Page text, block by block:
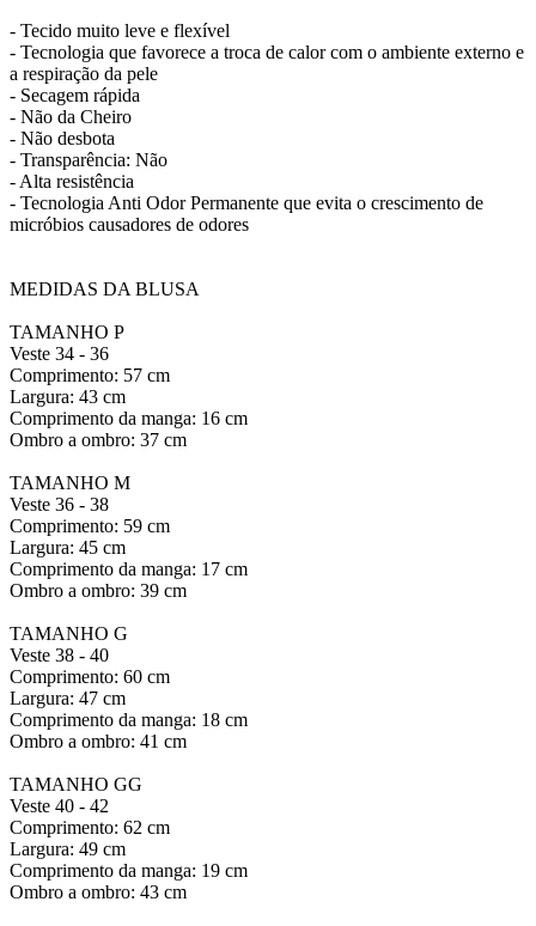
- Tecido muito leve e flexível
- Tecnologia que favorece a troca de calor com o ambiente externo e
a respiração da pele
- Secagem rápida
- Não da Cheiro
- Não desbota
- Transparência: Não
- Alta resistência
- Tecnologia Anti Odor Permanente que evita o crescimento de
micróbios causadores de odores
MEDIDAS DA BLUSA
TAMANHO P
Veste 34 - 36
Comprimento: 57 cm
Largura: 43 cm
Comprimento da manga: 16 cm
Ombro a ombro: 37 cm
TAMANHO M
Veste 36 - 38
Comprimento: 59 cm
Largura: 45 cm
Comprimento da manga: 17 cm
Ombro a ombro: 39 cm
TAMANHO G
Veste 38 - 40
Comprimento: 60 cm
Largura: 47 cm
Comprimento da manga: 18 cm
Ombro a ombro: 41 cm
TAMANHO GG
Veste 40 - 42
Comprimento: 62 cm
Largura: 49 cm
Comprimento da manga: 19 cm
Ombro a ombro: 43 cm